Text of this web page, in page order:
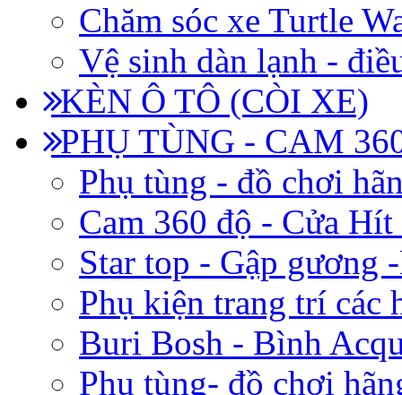
Chăm sóc xe Turtle
Vệ sinh dàn lạnh -
KÈN Ô TÔ (CÒI XE)
PHỤ TÙNG - CAM
Phụ tùng - đồ chơi
Cam 360 độ - Cửa
Star top - Gập gương
Phụ kiện trang trí các
Buri Bosh - Bình
Phụ tùng- đồ chơi